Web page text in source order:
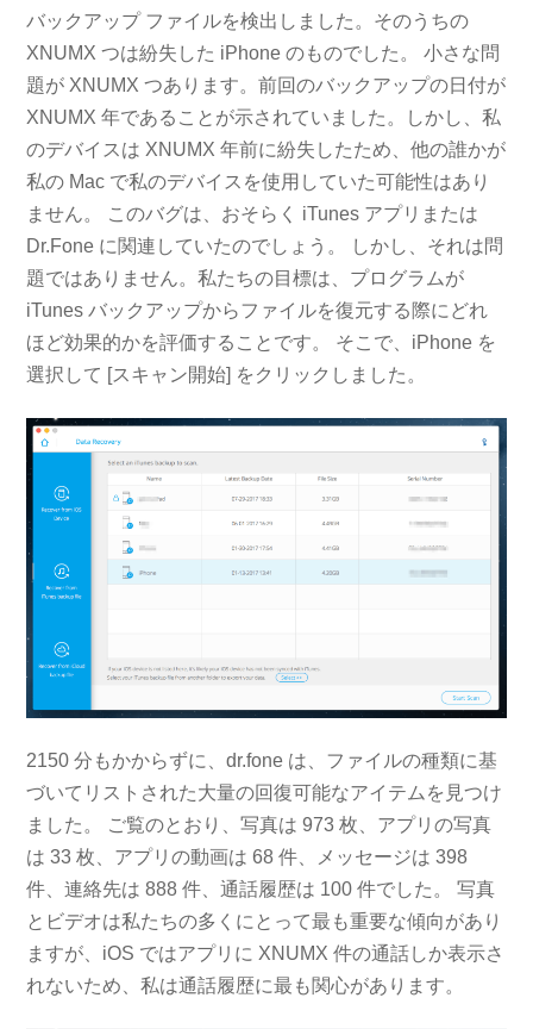
バックアップ ファイルを検出しました。そのうちの
XNUMX つは紛失した iPhone のものでした。 小さな問
題が XNUMX つあります。前回のバックアップの日付が
XNUMX 年であることが示されていました。しかし、私
のデバイスは XNUMX 年前に紛失したため、他の誰かが
私の Mac で私のデバイスを使用していた可能性はあり
ません。 このバグは、おそらく iTunes アプリまたは
Dr.Fone に関連していたのでしょう。 しかし、それは問
題ではありません。私たちの目標は、プログラムが
iTunes バックアップからファイルを復元する際にどれ
ほど効果的かを評価することです。 そこで、iPhone を
選択して [スキャン開始] をクリックしました。
2150 分もかからずに、dr.fone は、ファイルの種類に基
づいてリストされた大量の回復可能なアイテムを見つけ
ました。 ご覧のとおり、写真は 973 枚、アプリの写真
は 33 枚、アプリの動画は 68 件、メッセージは 398
件、連絡先は 888 件、通話履歴は 100 件でした。 写真
とビデオは私たちの多くにとって最も重要な傾向があり
ますが、iOS ではアプリに XNUMX 件の通話しか表示さ
れないため、私は通話履歴に最も関心があります。